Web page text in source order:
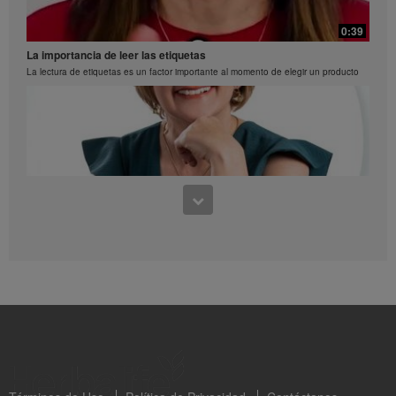
0:30
Prepara paletas deliciosas de proteina y fruta
Paso a paso de como preparar un esponajdo de fresas y menta
0:39
La importancia de leer las etiquetas
La lectura de etiquetas es un factor importante al momento de elegir un producto